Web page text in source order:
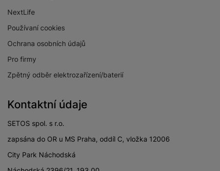
NextLife
Používaní cookies
Ochrana osobních údajů
Pro firmy
Zpětný odběr elektrozařízení/baterií
Kontaktní údaje
SETOS spol. s r.o.
zapsána do OR u MS Praha, oddíl C, vložka 12006
City Park Náchodská